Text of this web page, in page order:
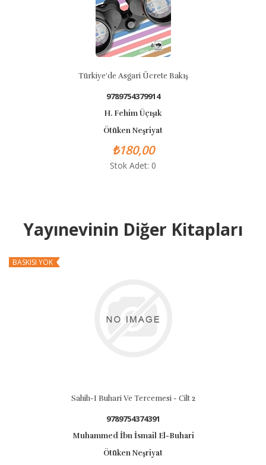
Türkiye'de Asgari Ücrete Bakış
9789754379914
H. Fehim Üçışık
Ötüken Neşriyat
₺180,00
Stok Adet: 0
Yayınevinin Diğer Kitapları
BASKISI YOK
Sahih-I Buhari Ve Tercemesi - Cilt 2
9789754374391
Muhammed İbn İsmail El-Buhari
Ötüken Neşriyat